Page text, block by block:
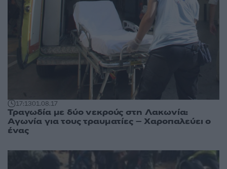
17:1301.08.17
Τραγωδία με δύο νεκρούς στη Λακωνία:
Αγωνία για τους τραυματίες – Χαροπαλεύει ο
ένας